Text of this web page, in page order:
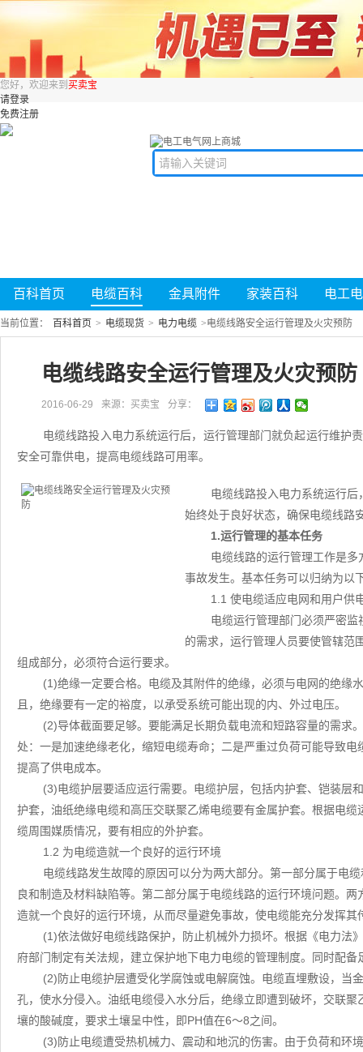
您好，欢迎来到 买卖宝
请登录
免费注册
百科首页 电缆百科 金具附件 家装百科 电工
当前位置： 百科首页 > 电缆现货 > 电力电缆 >电缆线路安全运行管理及火灾预防
电缆线路安全运行管理及火灾预防
2016-06-29 来源：买卖宝 分享：
电缆线路投入电力系统运行后，运行管理部门就负起运行维护
安全可靠供电，提高电缆线路可用率。
电缆线路投入电力系统运行
始终处于良好状态，确保电缆线路
1.运行管理的基本任务
电缆线路的运行管理工作是
事故发生。基本任务可以归纳为以
1.1 使电缆适应电网和用户供
电缆运行管理部门必须严密
的需求，运行管理人员要使管辖范
组成部分，必须符合运行要求。
(1)绝缘一定要合格。电缆及其附件的绝缘，必须与电网的绝缘
且，绝缘要有一定的裕度，以承受系统可能出现的内、外过电压。
(2)导体截面要足够。要能满足长期负载电流和短路容量的需求
处：一是加速绝缘老化，缩短电缆寿命；二是严重过负荷可能导致
提高了供电成本。
(3)电缆护层要适应运行需要。电缆护层，包括内护套、铠装层
护套，油纸绝缘电缆和高压交联聚乙烯电缆要有金属护套。根据电
缆周围媒质情况，要有相应的外护套。
1.2 为电缆造就一个良好的运行环境
电缆线路发生故障的原因可以分为两大部分。第一部分属于电
良和制造及材料缺陷等。第二部分属于电缆线路的运行环境问题。
造就一个良好的运行环境，从而尽量避免事故，使电缆能充分发挥
(1)依法做好电缆线路保护，防止机械外力损坏。根据《电力法
府部门制定有关法规，建立保护地下电力电缆的管理制度。同时配
(2)防止电缆护层遭受化学腐蚀或电解腐蚀。电缆直埋敷设，当
孔，使水分侵入。油纸电缆侵入水分后，绝缘立即遭到破坏，交联
壤的酸碱度，要求土壤呈中性，即PH值在6～8之间。
(3)防止电缆遭受热机械力、震动和地沉的伤害。由于负荷和环